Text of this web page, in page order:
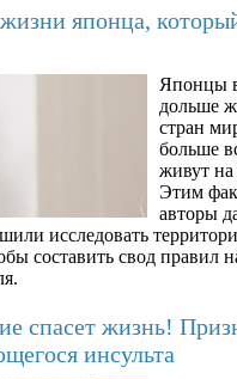
японца,
Японцы
дольше
стран
больше
живут на
Этим
авторы
исследовать
составить свод правил
спасет жизнь!
инсульта